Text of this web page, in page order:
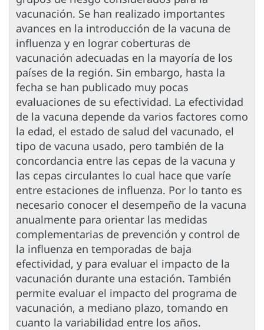
vacunación. Se han realizado importantes
avances en la introducción de la vacuna de
influenza y en lograr coberturas de
vacunación adecuadas en la mayoría de los
países de la región. Sin embargo, hasta la
fecha se han publicado muy pocas
evaluaciones de su efectividad. La efectividad
de la vacuna depende da varios factores como
la edad, el estado de salud del vacunado, el
tipo de vacuna usado, pero también de la
concordancia entre las cepas de la vacuna y
las cepas circulantes lo cual hace que varíe
entre estaciones de influenza. Por lo tanto es
necesario conocer el desempeño de la vacuna
anualmente para orientar las medidas
complementarias de prevención y control de
la influenza en temporadas de baja
efectividad, y para evaluar el impacto de la
vacunación durante una estación. También
permite evaluar el impacto del programa de
vacunación, a mediano plazo, tomando en
cuanto la variabilidad entre los años.